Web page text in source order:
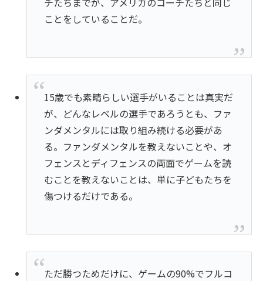
ことをしていることだ。
15歳でも素晴らしい選手がいることは真実だ
が、どんなレベルの選手であろうとも、ファ
ンダメンタルには取り組み続ける必要があ
る。ファンダメンタルを教えないことや、オ
フェンスとディフェンスの両面でゲームを読
むことを教えないことは、単に子どもたちを
傷つけるだけである。
ただ勝つためだけに、ゲームの90%でフルコ